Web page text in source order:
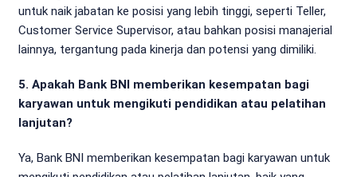
untuk naik jabatan ke posisi yang lebih tinggi, seperti Teller,
Customer Service Supervisor, atau bahkan posisi manajerial
lainnya, tergantung pada kinerja dan potensi yang dimiliki.
5. Apakah Bank BNI memberikan kesempatan bagi
karyawan untuk mengikuti pendidikan atau pelatihan
lanjutan?
Ya, Bank BNI memberikan kesempatan bagi karyawan untuk